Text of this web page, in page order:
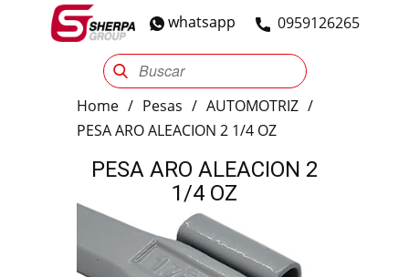
​0959126265
whatsapp
Sherpa Group Reencauche Automotriz
Home / Pesas / AUTOMOTRIZ /
PESA ARO ALEACION 2 1/4 OZ
PESA ARO ALEACION 2
1/4 OZ